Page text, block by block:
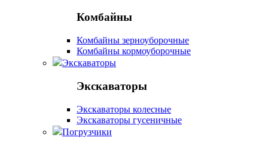
Комбайны
Комбайны зерноуборочные
Комбайны кормоуборочные
Экскаваторы
Экскаваторы
Экскаваторы колесные
Экскаваторы гусеничные
Погрузчики